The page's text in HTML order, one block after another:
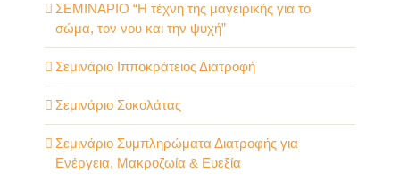
ΣΕΜΙΝΑΡΙΟ “Η τέχνη της μαγειρικής για το
σώμα, τον νου και την ψυχή”
Σεμινάριο Ιπποκράτειος Διατροφή
Σεμινάριο Σοκολάτας
Σεμινάριο Συμπληρώματα Διατροφής για
Ενέργεια, Μακροζωία & Ευεξία